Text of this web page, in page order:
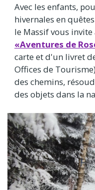
Avec les enfants,
hivernales en
le Massif vous
«Aventures de
carte et d'un livret
Offices de
des chemins,
des objets dans la